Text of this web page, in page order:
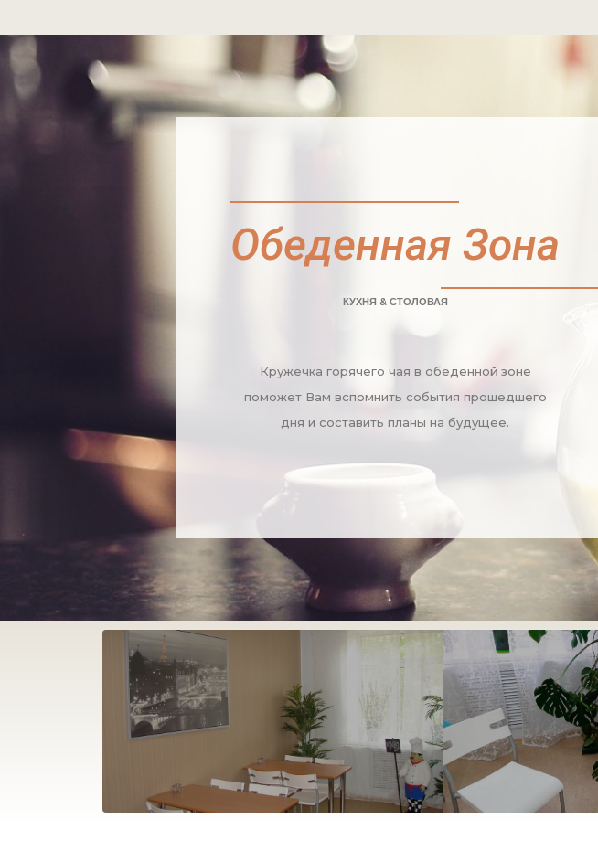
Обеденная Зона
КУХНЯ & СТОЛОВАЯ
Кружечка горячего чая в обеденной зоне
поможет Вам вспомнить события прошедшего
дня и составить планы на будущее.